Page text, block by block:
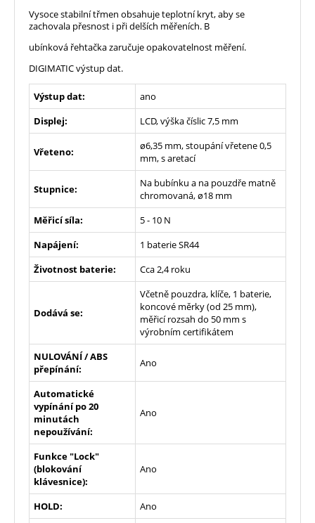
Vysoce stabilní třmen obsahuje teplotní kryt, aby se
zachovala přesnost i při delších měřeních. B
ubínková řehtačka zaručuje opakovatelnost měření.
DIGIMATIC výstup dat.
Výstup dat:
ano
Displej:
LCD, výška číslic 7,5 mm
Vřeteno:
ø6,35 mm, stoupání vřetene 0,5
mm, s aretací
Stupnice:
Na bubínku a na pouzdře matně
chromovaná, ø18 mm
Měřicí síla:
5 - 10 N
Napájení:
1 baterie SR44
Životnost baterie:
Cca 2,4 roku
Dodává se:
Včetně pouzdra, klíče, 1 baterie,
koncové měrky (od 25 mm),
měřicí rozsah do 50 mm s
výrobním certifikátem
NULOVÁNÍ / ABS
přepínání:
Ano
Automatické
vypínání po 20
minutách
nepoužívání:
Ano
Funkce "Lock"
(blokování
klávesnice):
Ano
HOLD:
Ano